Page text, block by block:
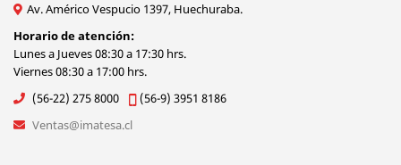
Av. Américo Vespucio 1397, Huechuraba.
Horario de atención:
Lunes a Jueves 08:30 a 17:30 hrs.
Viernes 08:30 a 17:00 hrs.
(56-22) 275 8000
(56-9) 3951 8186
Ventas@imatesa.cl